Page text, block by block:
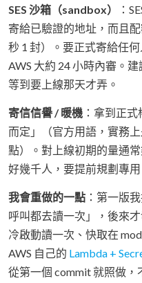
SES 沙箱（sandbox）
：
寄給已驗證的地址，而且
秒 1 封）。要正式寄給任
AWS 大約 24 小時內審。建
等到要上線那天才弄。
寄信信譽 / 暖機 ：拿到正
而定」（官方用語，實務
點）。對上線初期的量通
好幾千人，要提前規劃專用
我會重做的一點 ：第一版
呼叫都去讀一次」，後來
冷啟動讀一次、快取在
AWS 自己的 Lambda +
從第一個 commit 就照做，